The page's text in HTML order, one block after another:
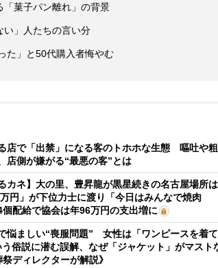
菓子パン離れ」の背景
い」人たちの言い分
た」と50代購入者悔やむ
店で「出禁」になる客のトホホな生態 嘔吐や
店側が嫌がる“最悪の客”とは
カネ】大の里、豊昇龍が黒星続きの名古屋場所は
万円」が下位力士に渡り「今日はみんなで焼肉
配給で協会は年96万円の支出増に
悩ましい“喪服問題” 女性は「ワンピースを着
俗説に潜む誤解、なぜ「ジャケット」がマスト
ディレクターが解説》